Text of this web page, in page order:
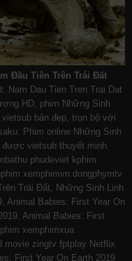
Đầu Tiên Trên Trái Đất
Nam Dau Tien Tren Trai Dat
HD, phim Những Sinh
bản đẹp, trọn bộ với
Phim online Những Sinh
được vietsub thuyết minh
phudeviet kphim
xemphimvn dongphymtv
Trái Đất, Những Sinh Linh
Animal Babies: First Year On
Animal Babies: First
xemphimxua
movie zingtv fptplay Netflix
First Year On Earth 2019